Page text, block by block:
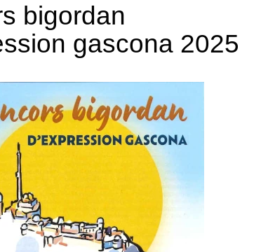
bigordan
gascona 2025